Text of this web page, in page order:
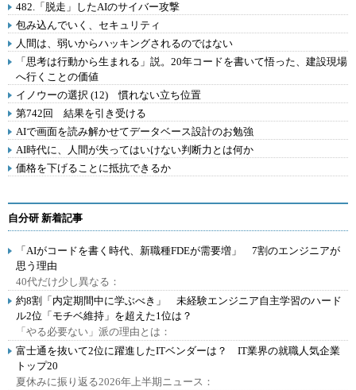
482.「脱走」したAIのサイバー攻撃
包み込んでいく、セキュリティ
人間は、弱いからハッキングされるのではない
「思考は行動から生まれる」説。20年コードを書いて悟った、建設現場
へ行くことの価値
イノウーの選択 (12) 慣れない立ち位置
第742回 結果を引き受ける
AIで画面を読み解かせてデータベース設計のお勉強
AI時代に、人間が失ってはいけない判断力とは何か
価格を下げることに抵抗できるか
自分研 新着記事
「AIがコードを書く時代、新職種FDEが需要増」 7割のエンジニアが
思う理由
40代だけ少し異なる：
約8割「内定期間中に学ぶべき」 未経験エンジニア自主学習のハード
ル2位「モチベ維持」を超えた1位は？
「やる必要ない」派の理由とは：
富士通を抜いて2位に躍進したITベンダーは？ IT業界の就職人気企業
トップ20
夏休みに振り返る2026年上半期ニュース：